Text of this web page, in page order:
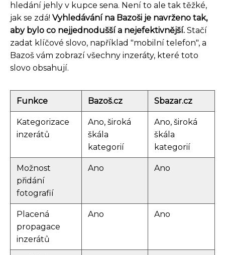
hledání jehly v kupce sena. Není to ale tak těžké,
jak se zdá! Vyhledávání na Bazoši je navrženo tak,
aby bylo co nejjednodušší a nejefektivnější. Stačí
zadat klíčové slovo, například "mobilní telefon", a
Bazoš vám zobrazí všechny inzeráty, které toto
slovo obsahují.
Funkce Bazoš.cz Sbazar.cz
Kategorizace
inzerátů
Ano, široká
škála
kategorií
Ano, široká
škála
kategorií
Možnost
přidání
fotografií
Ano Ano
Placená
propagace
inzerátů
Ano Ano